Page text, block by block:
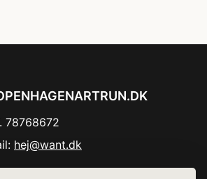
78768672
hej@want.dk